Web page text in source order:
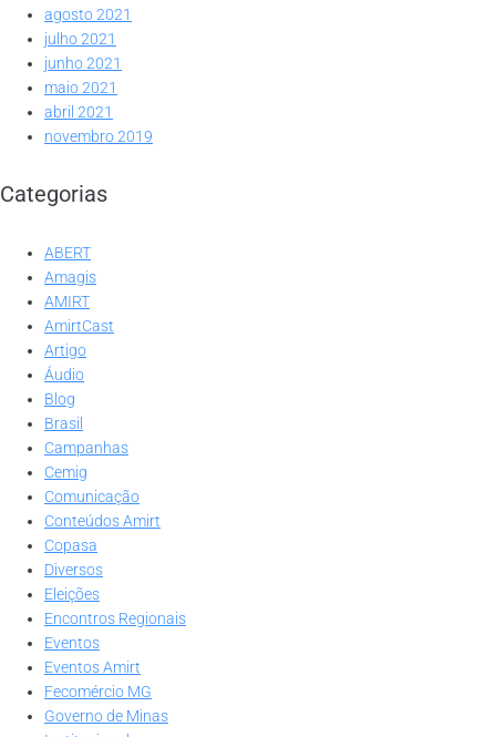
agosto 2021
julho 2021
junho 2021
maio 2021
abril 2021
novembro 2019
Categorias
ABERT
Amagis
AMIRT
AmirtCast
Artigo
Áudio
Blog
Brasil
Campanhas
Cemig
Comunicação
Conteúdos Amirt
Copasa
Diversos
Eleições
Encontros Regionais
Eventos
Eventos Amirt
Fecomércio MG
Governo de Minas